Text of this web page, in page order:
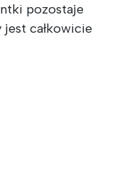
pozostaje
całkowicie